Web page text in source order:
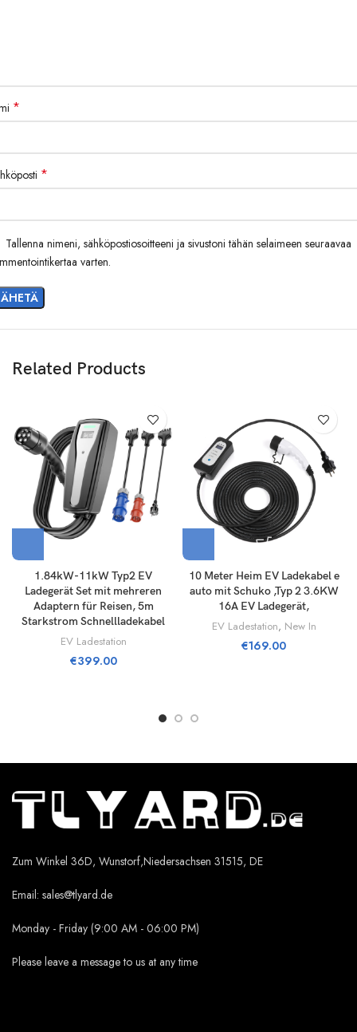
*
*
Tallenna nimeni, sähköpostiosoitteeni ja sivustoni tähän selaimeen seuraavaa
varten.
Related Products
1.84kW-11kW Typ2 EV
Ladegerät Set mit mehreren
Adaptern für Reisen, 5m
Starkstrom Schnellladekabel
EV Ladestation
€399.00
10 Meter Heim EV Ladekabel e
auto mit Schuko ,Typ 2 3.6KW
16A EV Ladegerät,
EV Ladestation, New In
€169.00
Zum Winkel 36D, Wunstorf,Niedersachsen 31515, DE
Email: sales@tlyard.de
Monday - Friday (9:00 AM - 06:00 PM)
Please leave a message to us at any time